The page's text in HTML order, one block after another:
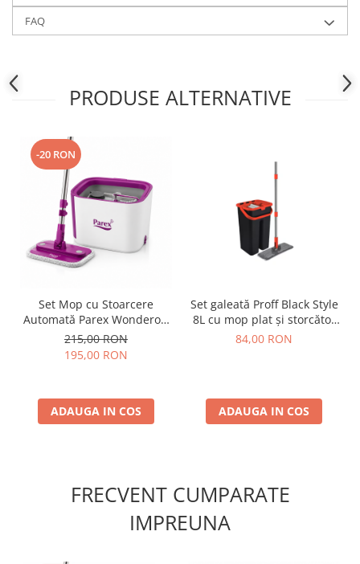
FAQ
PRODUSE ALTERNATIVE
-20 RON
Set Mop cu Stoarcere
Automată Parex Wondero –
Galeată cu Separare Apă
Curată/Murdară
215,00 RON
195,00 RON
ADAUGA IN COS
Set galeată Proff Black Style
8L cu mop plat și storcător
economic
84,00 RON
ADAUGA IN COS
FRECVENT CUMPARATE
IMPREUNA